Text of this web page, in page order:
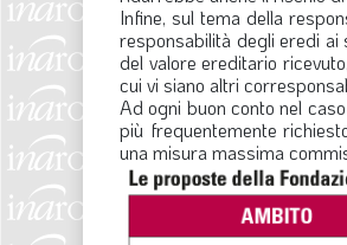
Infine, sul tema della
responsabilità degli eredi ai
del valore ereditario
cui vi siano altri
Ad ogni buon conto nel
più frequentemente
una misura massima